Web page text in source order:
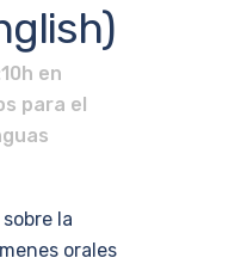
en
para el
la
orales